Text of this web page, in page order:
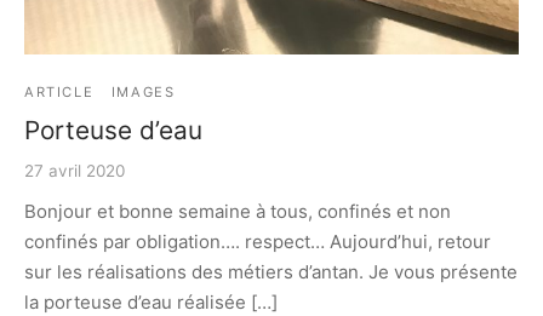
ARTICLE IMAGES
Porteuse d’eau
27 avril 2020
Bonjour et bonne semaine à tous, confinés et non
confinés par obligation…. respect… Aujourd’hui, retour
sur les réalisations des métiers d’antan. Je vous présente
la porteuse d’eau réalisée […]